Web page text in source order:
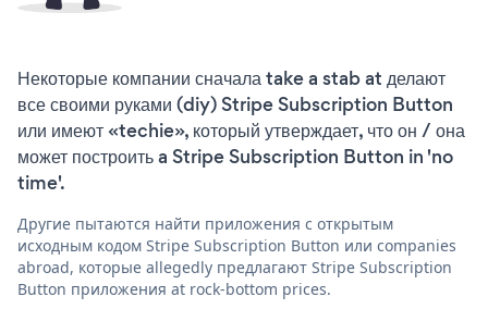
Некоторые компании сначала take a stab at делают
все своими руками (diy) Stripe Subscription Button
или имеют «techie», который утверждает, что он / она
может построить a Stripe Subscription Button in 'no
time'.
Другие пытаются найти приложения с открытым
исходным кодом Stripe Subscription Button или companies
abroad, которые allegedly предлагают Stripe Subscription
Button приложения at rock-bottom prices.